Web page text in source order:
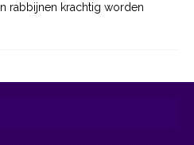
rabbijnen krachtig worden